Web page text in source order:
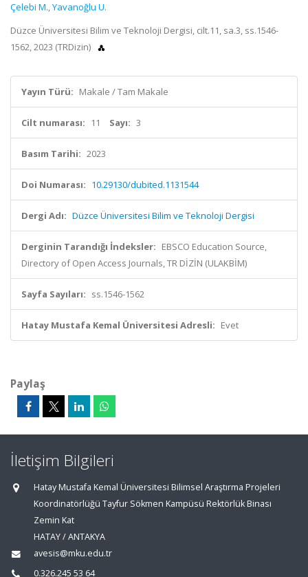
Çelebi M.,Yavanoğlu U.
Düzce Üniversitesi Bilim ve Teknoloji Dergisi, cilt.11, sa.3, ss.1546-
1562, 2023 (TRDizin)
Yayın Türü: Makale / Tam Makale
Cilt numarası: 11 Sayı: 3
Basım Tarihi: 2023
Doi Numarası: 10.29130/dubited.1131544
Dergi Adı: Düzce Üniversitesi Bilim ve Teknoloji Dergisi
Derginin Tarandığı İndeksler: EBSCO Education Source,
Directory of Open Access Journals, TR DİZİN (ULAKBİM)
Sayfa Sayıları: ss.1546-1562
Hatay Mustafa Kemal Üniversitesi Adresli: Evet
Paylaş
İletişim Bilgileri
Hatay Mustafa Kemal Üniversitesi Bilimsel Araştırma Projeleri
Koordinatörlüğü Tayfur Sökmen Kampüsü Rektörlük Binası
Zemin Kat
HATAY / ANTAKYA
avesis@mku.edu.tr
0.326.245 53 64